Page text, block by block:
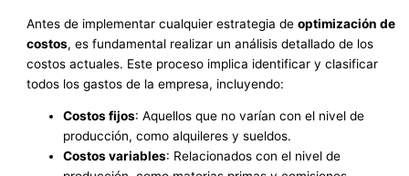
Antes de implementar cualquier estrategia deoptimización de
costos, es fundamental realizar un análisis detallado de los
costos actuales. Este proceso implica identificar y clasificar
todos los gastos de la empresa, incluyendo:
Costos fijos: Aquellos que no varían con el nivel de
producción, como alquileres y sueldos.
Costos variables: Relacionados con el nivel de